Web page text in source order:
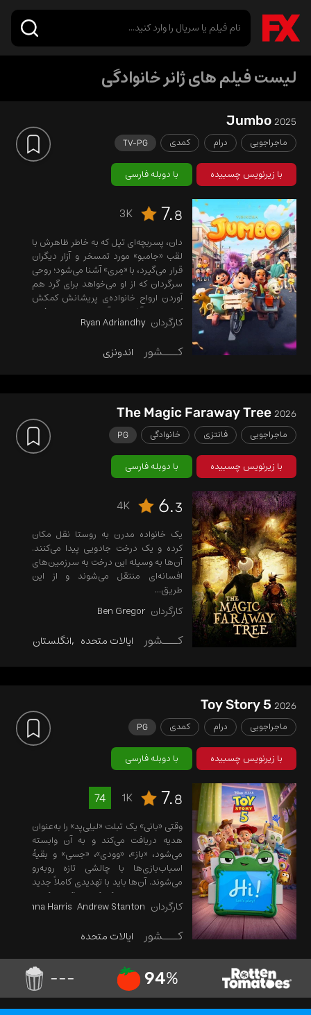
لیست فیلم های ژانر خانوادگی
Jumbo2025
ماجراجویی درام کمدی TV-PG
با زیرنویس چسبیده با دوبله فارسی
7.8
3K
دان، پسربچه‌ای تپل که به خاطر ظاهرش با
لقب «جامبو» مورد تمسخر و آزار دیگران
قرار می‌گیرد، با «مِری» آشنا می‌شود؛ روحی
سرگردان که از او می‌خواهد برای گرد هم
آوردن ارواح خانواده‌ی پریشانش کمکش
کند. این آشنایی آن‌ها را وارد سفری
غیرمنتظره و ...
کارگردان Ryan Adriandhy
کـــشور اندونزی
The Magic Faraway Tree2026
ماجراجویی فانتزی خانوادگی PG
با زیرنویس چسبیده با دوبله فارسی
6.3
4K
یک خانواده مدرن به روستا نقل مکان
کرده و یک درخت جادویی پیدا می‌کنند.
آن‌ها به وسیله این درخت به سرزمین‌های
افسانه‌ای منتقل می‌شوند و از این
طریق...
کارگردان Ben Gregor
کـــشور ایالات متحده انگلستان
Toy Story 52026
ماجراجویی درام کمدی PG
با زیرنویس چسبیده با دوبله فارسی
7.8
1K
74
وقتی «بانی» یک تبلت «لیلِی‌پد» را به‌عنوان
هدیه دریافت می‌کند و به آن وابسته
می‌شود، «باز»، «وودی»، «جسی» و بقیهٔ
اسباب‌بازی‌ها با چالشی تازه روبه‌رو
می‌شوند. آن‌ها باید با تهدیدی کاملاً جدید
برای زمان بازی کودکان مقابله کنند؛
تهدیدی که مأموریت و نقش آن‌ها را بسیار
کارگردان Andrew Stanton
McKenna Harris
کـــشور ایالات متحده
94%
---